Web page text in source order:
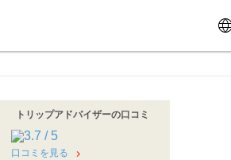
トリップアドバイザーの口コミ
口コミを見る